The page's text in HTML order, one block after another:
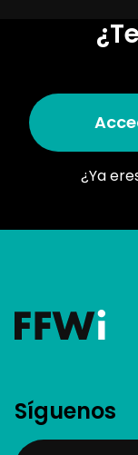
¿Ya
Síguenos